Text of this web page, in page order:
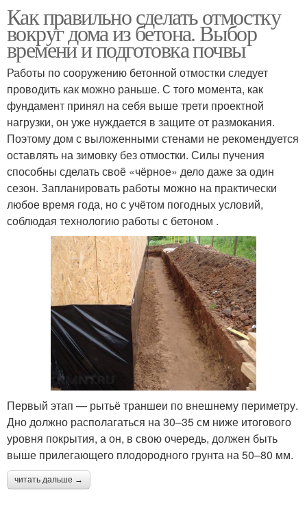
Как правильно сделать отмостку
вокруг дома из бетона. Выбор
времени и подготовка почвы
Работы по сооружению бетонной отмостки следует
проводить как можно раньше. С того момента, как
фундамент принял на себя выше трети проектной
нагрузки, он уже нуждается в защите от размокания.
Поэтому дом с выложенными стенами не рекомендуется
оставлять на зимовку без отмостки. Силы пучения
способны сделать своё «чёрное» дело даже за один
сезон. Запланировать работы можно на практически
любое время года, но с учётом погодных условий,
соблюдая технологию работы с бетоном .
Первый этап — рытьё траншеи по внешнему периметру.
Дно должно располагаться на 30–35 см ниже итогового
уровня покрытия, а он, в свою очередь, должен быть
выше прилегающего плодородного грунта на 50–80 мм.
читать дальше →